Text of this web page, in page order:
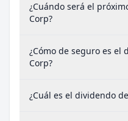
¿Cuándo será el
Corp?
¿Cómo de seguro es el
Corp?
¿Cuál es el dividendo